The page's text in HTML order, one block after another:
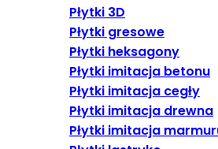
Płytki 3D
Płytki gresowe
Płytki heksagony
Płytki imitacja betonu
Płytki imitacja cegły
Płytki imitacja drewna
Płytki imitacja